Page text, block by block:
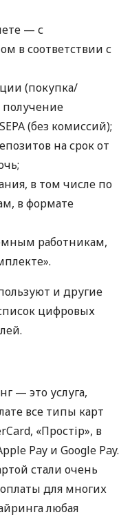
— с
в соответствии с
(покупка/
получение
(без комиссий);
на срок от
в том числе по
в формате
работникам,
и другие
цифровых
— это услуга,
все типы карт
«Простір», в
Pay и Google Pay.
стали очень
для многих
любая